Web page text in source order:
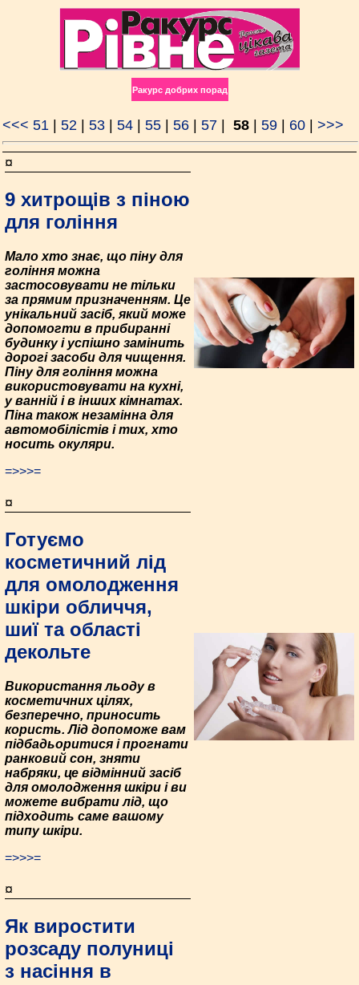
Ракурс добрих порад
<<< 51 52 53 54 55 56 57 58 59 60 >>>
¤
9 хитрощів з піною
для гоління
Мало хто знає, що піну для
гоління можна
застосовувати не тільки
за прямим призначенням. Це
унікальний засіб, який може
допомогти в прибиранні
будинку і успішно замінить
дорогі засоби для чищення.
Піну для гоління можна
використовувати на кухні,
у ванній і в інших кімнатах.
Піна також незамінна для
автомобілістів і тих, хто
носить окуляри.
=>>>=
¤
Готуємо
косметичний лід
для омолодження
шкіри обличчя,
шиї та області
декольте
Використання льоду в
косметичних цілях,
безперечно, приносить
користь. Лід допоможе вам
підбадьоритися і прогнати
ранковий сон, зняти
набряки, це відмінний засіб
для омолодження шкіри і ви
можете вибрати лід, що
підходить саме вашому
типу шкіри.
=>>>=
¤
Як виростити
розсаду полуниці
з насіння в